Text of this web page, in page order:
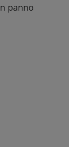
panno